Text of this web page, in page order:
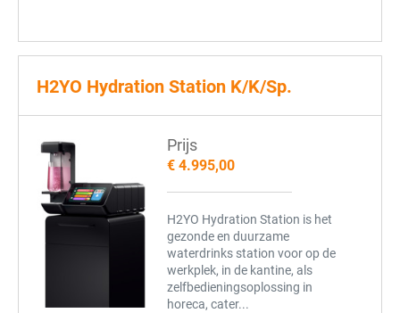
H2YO Hydration Station K/K/Sp.
Prijs
€ 4.995,00
H2YO Hydration Station is het
gezonde en duurzame
waterdrinks station voor op de
werkplek, in de kantine, als
zelfbedieningsoplossing in
horeca, cater...